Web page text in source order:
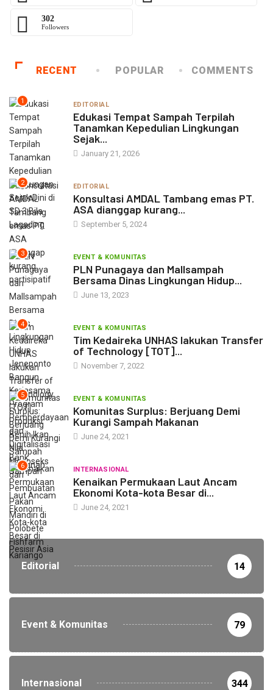
302
Followers
RECENT POPULAR COMMENTS
1 EDITORIAL
Edukasi Tempat Sampah Terpilah
Tanamkan Kepedulian Lingkungan
Sejak...
January 21, 2026
2 EDITORIAL
Konsultasi AMDAL Tambang emas PT.
ASA dianggap kurang...
September 5, 2024
3 EVENT & KOMUNITAS
PLN Punagaya dan Mallsampah
Bersama Dinas Lingkungan Hidup...
June 13, 2023
4 EVENT & KOMUNITAS
Tim Kedaireka UNHAS lakukan Transfer
of Technology [TOT]...
November 7, 2022
5 EVENT & KOMUNITAS
Komunitas Surplus: Berjuang Demi
Kurangi Sampah Makanan
June 24, 2021
6 INTERNASIONAL
Kenaikan Permukaan Laut Ancam
Ekonomi Kota-kota Besar di...
June 24, 2021
Editorial 14
Event & Komunitas 79
Internasional 344